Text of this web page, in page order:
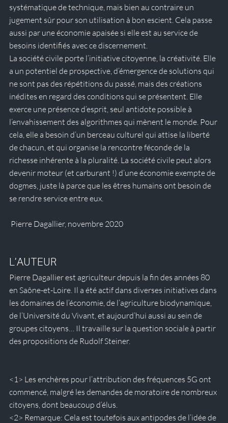
systématique de technique, mais bien au contraire un
jugement sûr pour son utilisation à bon escient. Cela passe
aussi par une économie apaisée si elle est au service de
besoins identifiés avec ce discernement.
La société civile porte l’initiative citoyenne, la créativité. Elle
a un potentiel de prospective, d’émergence de solutions qui
ne sont pas des répétitions du passé, mais des créations
inédites en regard des conditions qui se présentent. Elle
exerce une présence d’esprit, seul antidote possible à
l’envahissement des algorithmes qui mènent le monde. Pour
cela, elle a besoin d’un berceau culturel qui attise la liberté
de chacun, et qui organise la rencontre féconde de la
richesse inhérente à la pluralité. La société civile peut alors
devenir moteur (et carburant !) d’une économie exempte de
dogmes, juste là parce que les êtres humains ont besoin de
se rendre service entre eux.
Pierre Dagallier, novembre 2020
L’AUTEUR
Pierre Dagallier est agriculteur depuis la fin des années 80
en Saône-et-Loire. Il a été actif dans diverses initiatives dans
les domaines de l’économie, de l’agriculture biodynamique,
de l’Université du Vivant, et aujourd’hui aussi au sein de
groupes citoyens… Il travaille sur la question sociale à partir
des propositions de Rudolf Steiner.
<1> Les enchères pour l’attribution des fréquences 5G ont
commencé, malgré les demandes de moratoire de nombreux
citoyens, dont beaucoup d’élus.
<2> Remarque: Cela est toutefois aux antipodes de l’idée de